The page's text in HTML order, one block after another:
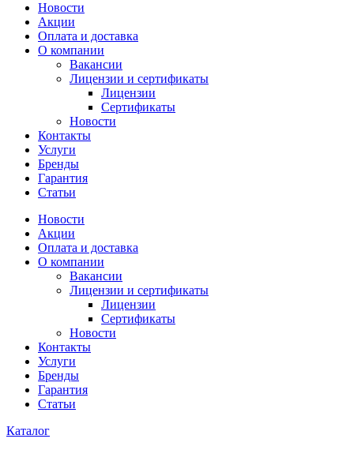
Новости
Акции
Оплата и доставка
О компании
Вакансии
Лицензии и сертификаты
Лицензии
Сертификаты
Новости
Контакты
Услуги
Бренды
Гарантия
Статьи
Новости
Акции
Оплата и доставка
О компании
Вакансии
Лицензии и сертификаты
Лицензии
Сертификаты
Новости
Контакты
Услуги
Бренды
Гарантия
Статьи
Каталог